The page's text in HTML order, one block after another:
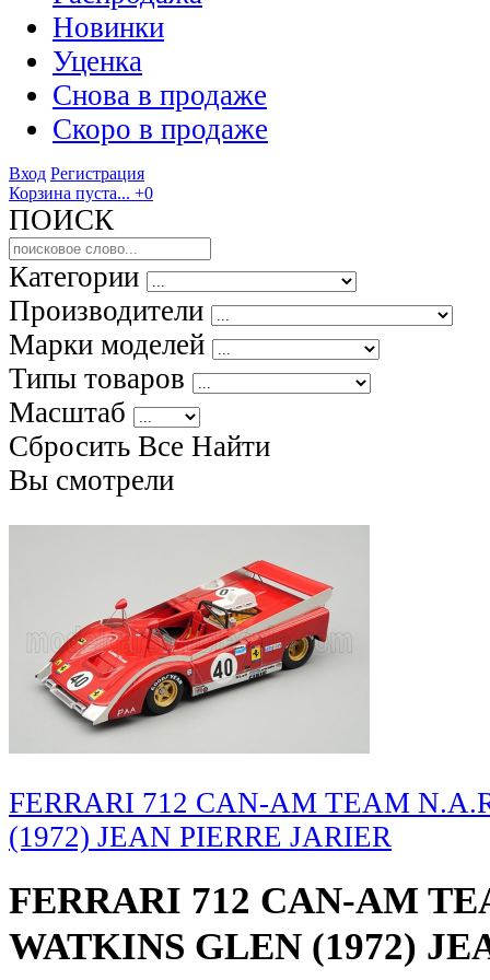
Новинки
Уценка
Снова в продаже
Скоро в продаже
Вход Регистрация
Корзина пуста... +0
ПОИСК
Категории
Производители
Марки моделей
Типы товаров
Масштаб
Сбросить Все Найти
Вы смотрели
FERRARI 712 CAN-AM TEAM
(1972) JEAN PIERRE JARIER
FERRARI 712 CAN-AM
WATKINS GLEN (1972)